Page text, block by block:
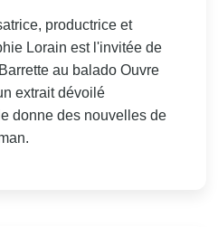
productrice et
Lorain est l'invitée de
au balado Ouvre
extrait dévoilé
donne des nouvelles de